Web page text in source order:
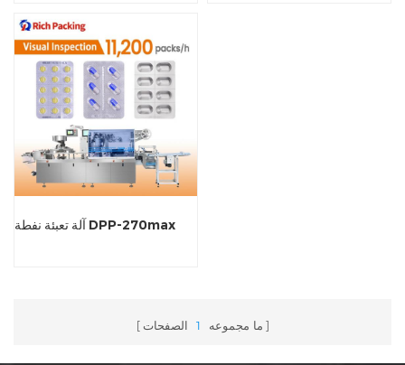
آلة تعبئة نفطة DPP-270max
ما مجموعه 1 الصفحات